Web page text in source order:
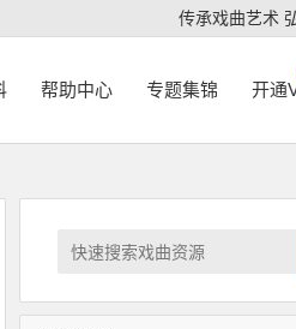
传承戏曲艺术
帮助中心 专题集锦 开通